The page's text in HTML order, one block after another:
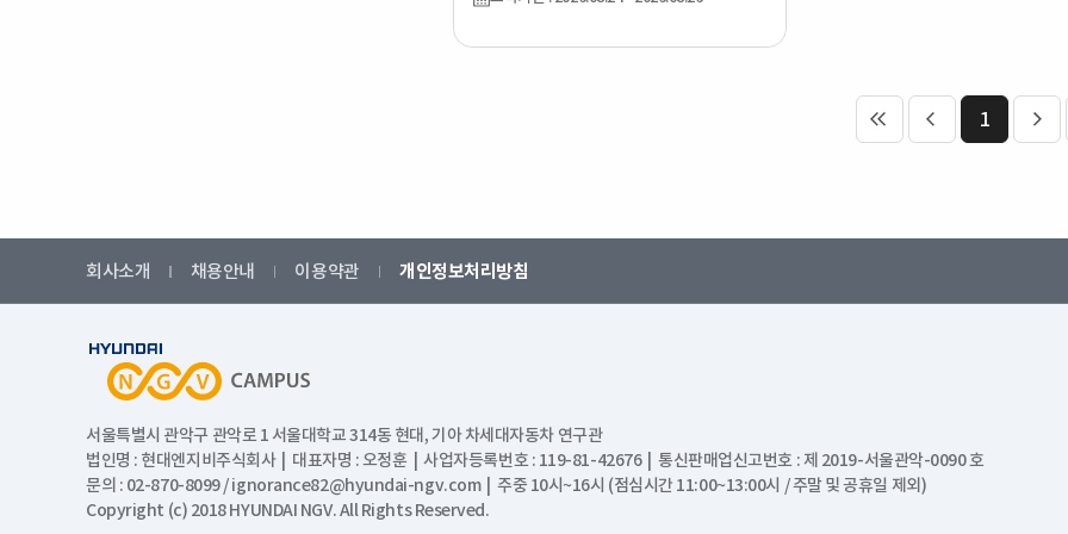
처음 페이지이전 페이지
1
다
회사소개 채용안내 이용약관 개인정보처리방침
서울특별시 관악구 관악로 1 서울대학교 314동 현대, 기아 차세대자동차 연구관
법인명 : 현대엔지비주식회사 | 대표자명 : 오정훈 | 사업자등록번호 : 119-81-42676 | 통신판매업신고번호 : 제 2019-서울관악-0090 호
문의 : 02-870-8099 / ignorance82@hyundai-ngv.com | 주중 10시~16시 (점심시간 11:00~13:00시 / 주말 및 공휴일 제외)
Copyright (c) 2018 HYUNDAI NGV. All Rights Reserved.